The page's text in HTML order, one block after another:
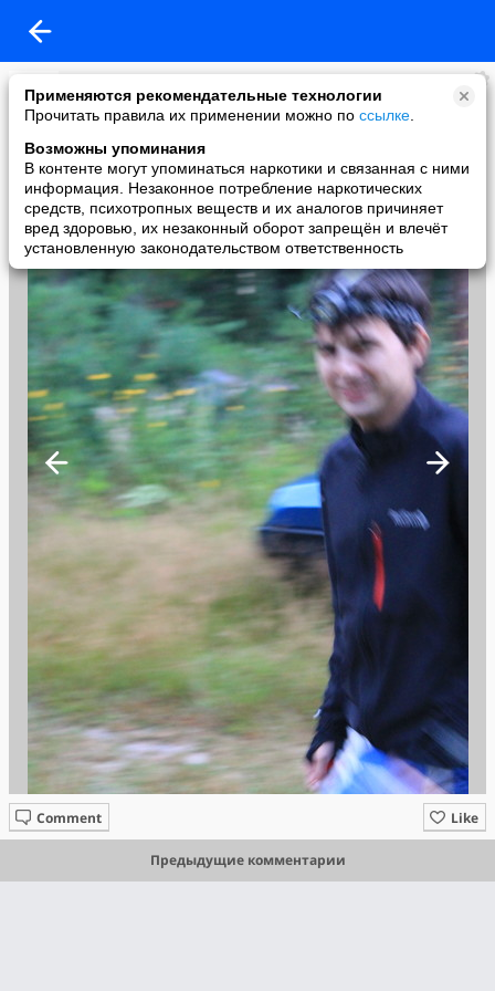
Применяются рекомендательные технологии
Прочитать правила их применении можно по ссылке
Возможны упоминания
В контенте могут упоминаться наркотики и связанная с ними
информация. Незаконное потребление наркотических
средств, психотропных веществ и их аналогов причиняет
вред здоровью, их незаконный оборот запрещён и влечёт
установленную законодательством ответственность
KAA
added a photo
09 Aug в 19:08
Like
Comment
Предыдущие комментарии